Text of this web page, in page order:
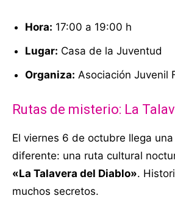
Hora: 17:00 a 19:00 h
Lugar: Casa de la Juventud
Organiza: Asociación Juvenil
Rutas de misterio: La
El viernes 6 de octubre llega
diferente: una ruta cultural
«La Talavera del Diablo».
muchos secretos.